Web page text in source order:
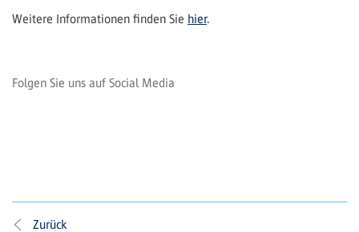
Weitere Informationen finden Sie hier.
Folgen Sie uns auf Social Media
Zurück